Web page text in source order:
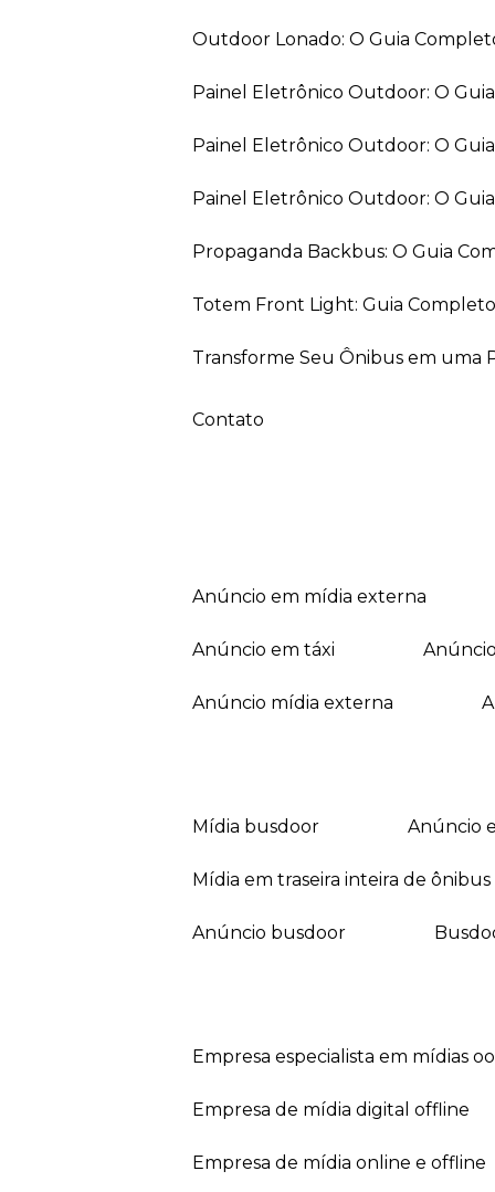
Outdoor Lonado: O Guia
Painel Eletrônico Outdoor: O
Painel Eletrônico Outdoor: O
Painel Eletrônico Outdoor: O
Propaganda Backbus: O Guia
Totem Front Light: Guia
Transforme Seu Ônibus em uma
Contato
anúncio em mídia externa
anúncio em táxi
anúncio mídia externa
mídia busdoor anúncio
mídia em traseira inteira de ônibus
anúncio busdoor
empresa especialista em mídias
empresa de mídia digital offline
empresa de mídia online e offline